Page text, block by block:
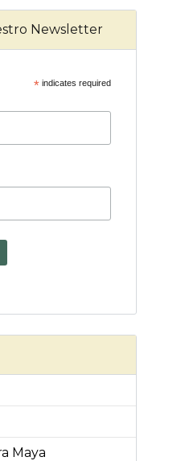
Newsletter
*indicates required
Maya